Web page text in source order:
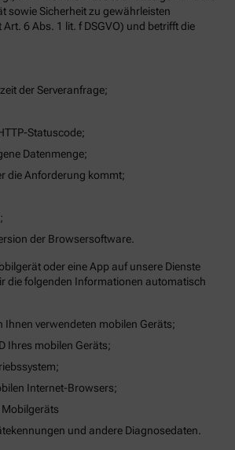
sowie Sicherheit zu gewährleisten
6 Abs. 1 lit. f DSGVO) und betrifft die
der Serveranfrage;
Statuscode;
Datenmenge;
die Anforderung kommt;
der Browsersoftware.
oder eine App auf unsere Dienste
die folgenden Informationen automatisch
Ihnen verwendeten mobilen Geräts;
Ihres mobilen Geräts;
Internet-Browsers;
Mobilgeräts
und andere Diagnosedaten.